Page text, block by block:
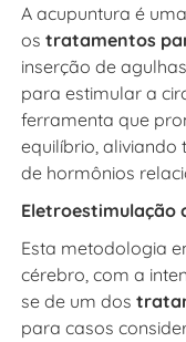
A acupuntura é
ostratamentos
inserção de
para estimular a
ferramenta que
equilíbrio, aliviando
de hormônios
Eletroestimulação
Esta metodologia
cérebro, com a
se de um dos
para casos